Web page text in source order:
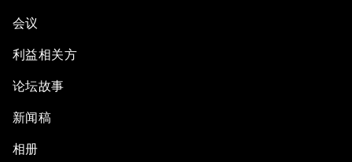
会议
利益相关方
论坛故事
新闻稿
相册